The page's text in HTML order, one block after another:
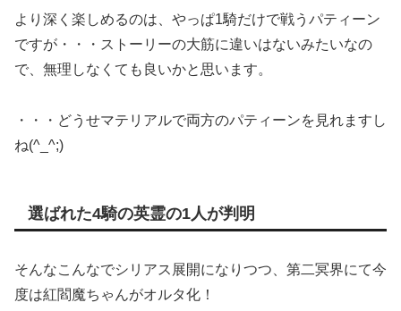
より深く楽しめるのは、やっぱ1騎だけで戦うパティーン
ですが・・・ストーリーの大筋に違いはないみたいなの
で、無理しなくても良いかと思います。
・・・どうせマテリアルで両方のパティーンを見れますし
ね(^_^;)
選ばれた4騎の英霊の1人が判明
そんなこんなでシリアス展開になりつつ、第二冥界にて今
度は紅閻魔ちゃんがオルタ化！